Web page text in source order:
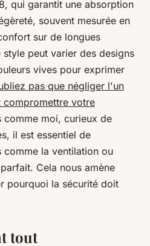
qui garantit une absorption
souvent mesurée en
sur de longues
peut varier des designs
vives pour exprimer
pas que négliger l'un
compromettre votre
comme moi, curieux de
il est essentiel de
la ventilation ou
Cela nous amène
pourquoi la sécurité doit
tout